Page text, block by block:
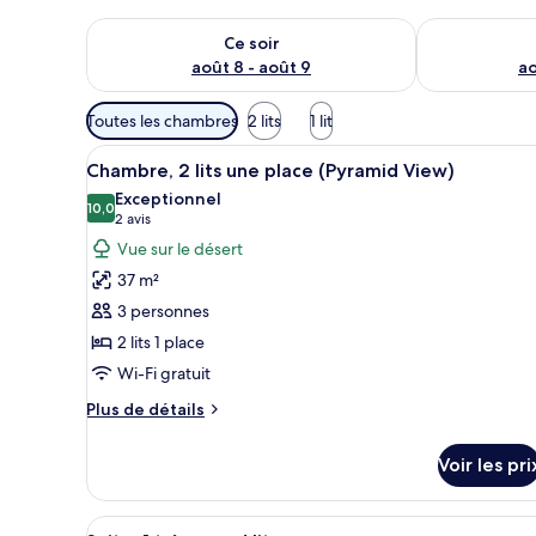
Ce soir
août 8 - août 9
Vérifier la disponibilité pour ce soir août 8 - août 9
Vérifier la
Filtres
disponibles
pour
les
chambres
Toutes les chambres 2 lits 1 lit
Afficher
toutes
les
photos
pour
ce
type
de
chambre :
Chambre,
une
place
Une chambre d’hôtel avec
5
Chambre, 2 lits une place (Pyramid View)
10,010,0 sur 10
Exceptionnel
2 avis
(2 avis)
Vue sur le désert
37 m²
3 personnes
2 lits 1 place
Wi-Fi gratuit
Plus de détails
Plus
le
type
Voir les
Afficher
Une chambre d’hôtel